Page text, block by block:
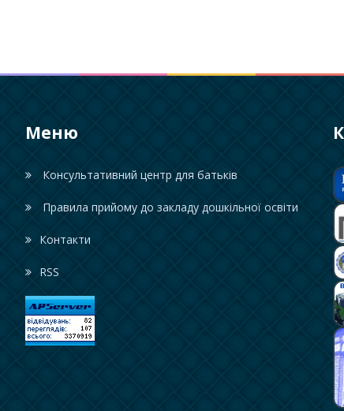
Меню
Консультативний центр для батьків
Правила прийому до закладу дошкільної освіти
Контакти
RSS